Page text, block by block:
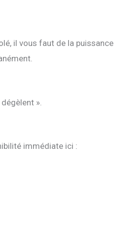
il vous faut de la puissance
».
immédiate ici :